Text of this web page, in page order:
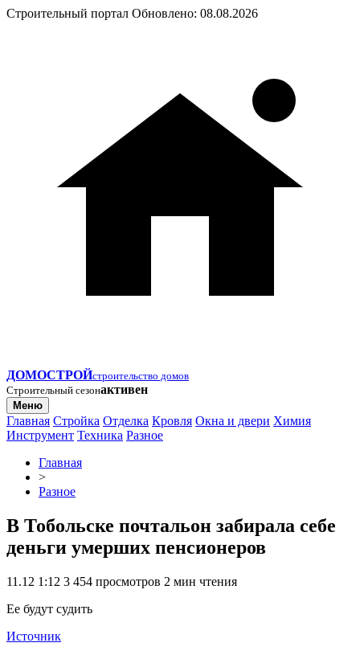
Строительный портал Обновлено: 08.08.2026
ДОМОСТРОЙстроительство домов
Строительный сезонактивен
Меню
Главная Стройка Отделка Кровля Окна и двери Химия
Инструмент Техника Разное
Главная
>
Разное
В Тобольске почтальон забирала себе
деньги умерших пенсионеров
11.12 1:12 3 454 просмотров 2 мин чтения
Ее будут судить
Источник